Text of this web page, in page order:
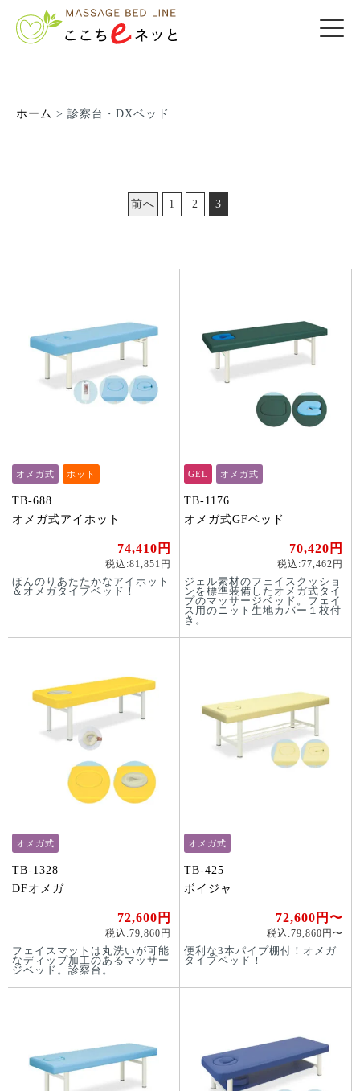
ホーム > 診察台・DXベッド
前へ 1 2 3
オメガ式 ホット
TB-688
オメガ式アイホット
74,410円
税込:81,851円
ほんのりあたたかなアイホット
＆オメガタイプベッド！
GEL オメガ式
TB-1176
オメガ式GFベッド
70,420円
税込:77,462円
ジェル素材のフェイスクッショ
ンを標準装備したオメガ式タイ
プのマッサージベッド。フェイ
ス用のニット生地カバー１枚付
き。
オメガ式
TB-1328
DFオメガ
72,600円
税込:79,860円
フェイスマットは丸洗いが可能
なディップ加工のあるマッサー
ジベッド。診察台。
オメガ式
TB-425
ボイジャ
72,600円〜
税込:79,860円〜
便利な3本パイプ棚付！オメガ
タイプベッド！